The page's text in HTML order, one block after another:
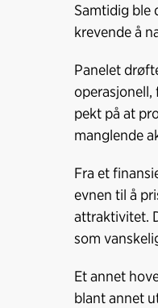
Samtidig ble
krevende å
Panelet
pekt på at
manglende
Fra et
evnen til å
attraktivitet.
som
Et annet
blant annet